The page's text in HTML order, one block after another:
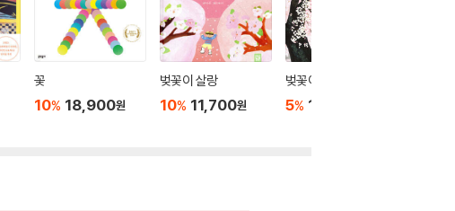
꽃
10% 18,900원
벚꽃이 살랑
10% 11,700원
벚꽃이 피면
5% 12,350